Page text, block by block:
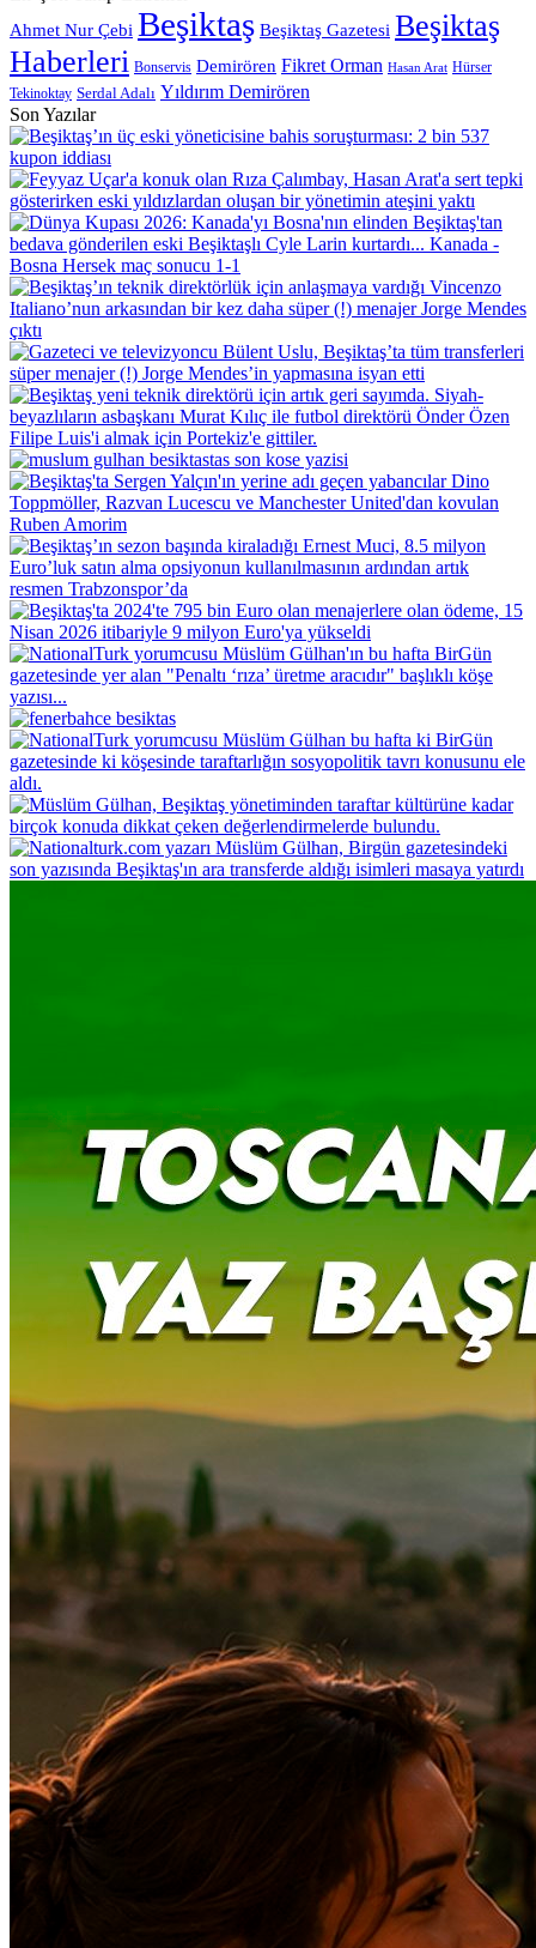
giriniz
Ahmet Nur Çebi Beşiktaş Beşiktaş Gazetesi Beşiktaş
Haberleri Bonservis Demirören Fikret Orman Hasan Arat Hürser
Tekinoktay Serdal Adalı Yıldırım Demirören
Son Yazılar